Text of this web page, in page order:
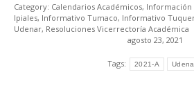
Category: Calendarios Académicos, Información
Ipiales, Informativo Tumaco, Informativo
Udenar, Resoluciones Vicerrectoría Académica
agosto 23, 2021
Tags: 2021-A